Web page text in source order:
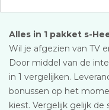
Alles in 1 pakket s-
Wil je afgezien van TV
Door middel van de
in 1 vergelijken.
bonussen op het
kiest. Vergelijk gelijk de